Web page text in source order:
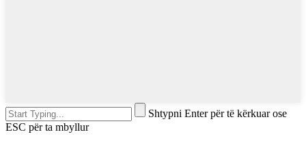
Shtypni Enter për të kërkuar ose
ESC për ta mbyllur